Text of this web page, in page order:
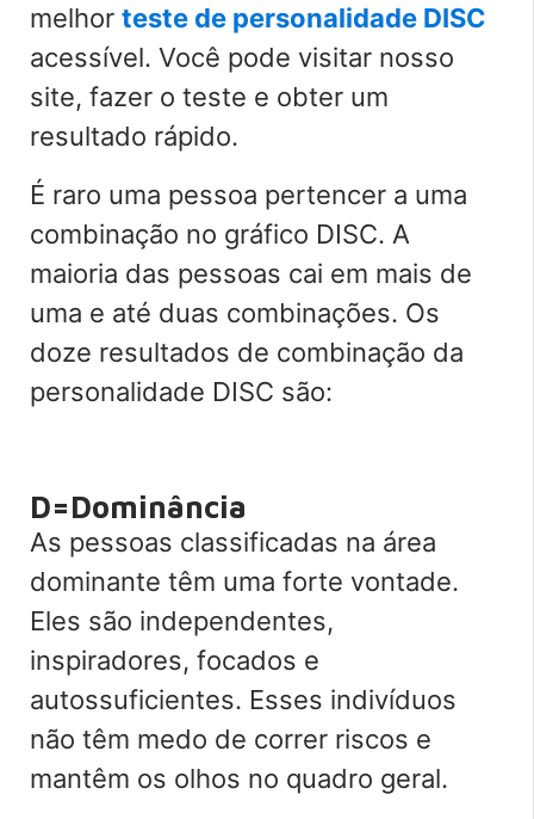
melhor teste de personalidade DISC
acessível. Você pode visitar nosso
site, fazer o teste e obter um
resultado rápido.
É raro uma pessoa pertencer a uma
combinação no gráfico DISC. A
maioria das pessoas cai em mais de
uma e até duas combinações. Os
doze resultados de combinação da
personalidade DISC são:
D=Dominância
As pessoas classificadas na área
dominante têm uma forte vontade.
Eles são independentes,
inspiradores, focados e
autossuficientes. Esses indivíduos
não têm medo de correr riscos e
mantêm os olhos no quadro geral.